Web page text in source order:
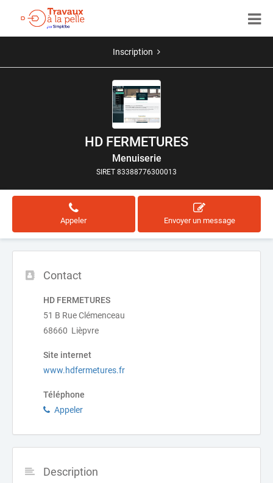
Inscription
HD FERMETURES
Menuiserie
SIRET 83388776300013
Appeler Envoyer un message
Contact
HD FERMETURES
51 B Rue Clémenceau
68660 Lièpvre
Site internet
www.hdfermetures.fr
Téléphone
Appeler
Description